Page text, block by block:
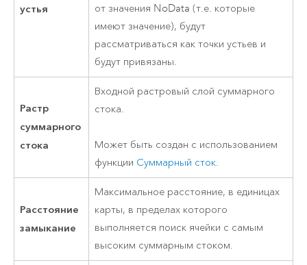
устья
от значения NoData (т.е. которые
имеют значение), будут
рассматриваться как точки устьев и
будут привязаны.
Растр
суммарного
стока
Входной растровый слой суммарного
стока.
Может быть создан с использованием
функции Суммарный сток.
Расстояние
замыкание
Максимальное расстояние, в единицах
карты, в пределах которого
выполняется поиск ячейки с самым
высоким суммарным стоком.